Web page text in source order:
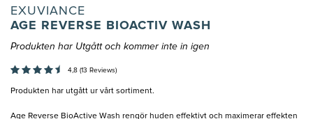
EXUVIANCE
AGE REVERSE BIOACTIV WASH
Produkten har Utgått och kommer inte in igen
4,8 (13 Reviews)
Produkten har utgått ur vårt sortiment.
Age Reverse BioActive Wash rengör huden effektivt och maximerar effekten